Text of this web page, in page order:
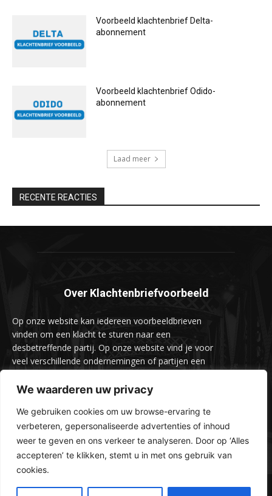
We waarderen uw privacy
We gebruiken cookies om uw browse-ervaring te
verbeteren, gepersonaliseerde advertenties of inhoud
weer te geven en ons verkeer te analyseren. Door op ‘Alles
accepteren’ te klikken, stemt u in met ons gebruik van
cookies.
Voorbeeld klachtenbrief Delta-
abonnement
Voorbeeld klachtenbrief Odido-
abonnement
Laad meer
RECENTE REACTIES
Over Klachtenbriefvoorbeeld
Op onze website kan iedereen voorbeeldbrieven
vinden om een klacht te sturen naar een
desbetreffende partij. Op onze website vind je voor
veel verschillende ondernemingen of partijen een
© 2024 Klachtenbriefvoorbeeld.nl - Alle Rechten Voorbehouden